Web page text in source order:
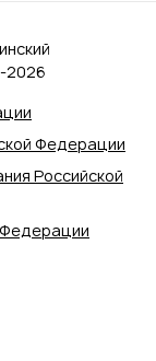
Федерации
Российской